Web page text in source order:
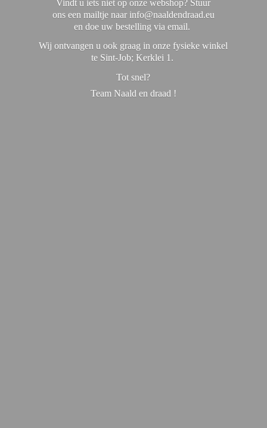
Vindt u iets niet op onze webshop? Stuur
ons een mailtje naar info@naaldendraad.eu
en doe uw bestelling via email.
Wij ontvangen u ook graag in onze fysieke winkel
te Sint-Job; Kerklei 1.
Tot snel?
Team Naald en draad !